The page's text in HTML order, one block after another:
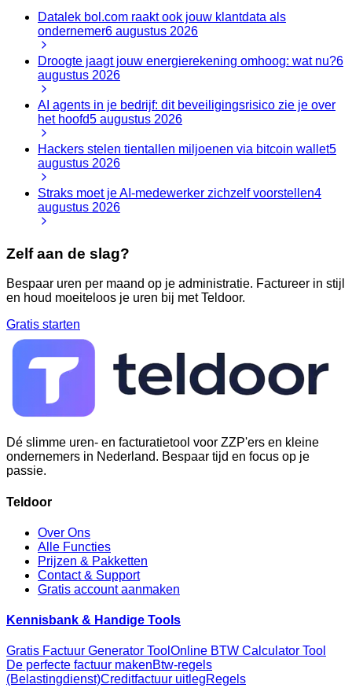
Datalek bol.com raakt ook jouw klantdata als
ondernemer6 augustus 2026
Droogte jaagt jouw energierekening omhoog: wat nu?6
augustus 2026
AI agents in je bedrijf: dit beveiligingsrisico zie je over
het hoofd5 augustus 2026
Hackers stelen tientallen miljoenen via bitcoin wallet5
augustus 2026
Straks moet je AI-medewerker zichzelf voorstellen4
augustus 2026
Zelf aan de slag?
Bespaar uren per maand op je administratie. Factureer in stijl
en houd moeiteloos je uren bij met Teldoor.
Gratis starten
Dé slimme uren- en facturatietool voor ZZP'ers en kleine
ondernemers in Nederland. Bespaar tijd en focus op je
passie.
Teldoor
Over Ons
Alle Functies
Prijzen & Pakketten
Contact & Support
Gratis account aanmaken
Kennisbank & Handige Tools
Gratis Factuur Generator Tool Online BTW Calculator Tool
De perfecte factuur makenBtw-regels
(Belastingdienst)Creditfactuur uitlegRegels